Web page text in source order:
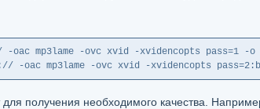
-oac mp3lame -ovc xvid -xvidencopts pass=1 -
-oac mp3lame -ovc xvid -xvidencopts
для получения необходимого качества.